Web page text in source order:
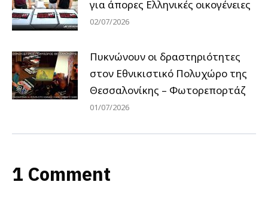
για άπορες Ελληνικές οικογένειες
02/07/2026
Πυκνώνουν οι δραστηριότητες
στον Εθνικιστικό Πολυχώρο της
Θεσσαλονίκης – Φωτορεπορτάζ
01/07/2026
1 Comment